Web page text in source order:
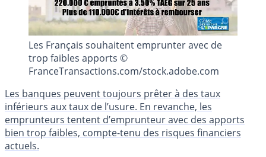
Les Français souhaitent emprunter avec de
trop faibles apports ©
FranceTransactions.com/stock.adobe.com
Les banques peuvent toujours prêter à des taux
inférieurs aux taux de l’usure. En revanche, les
emprunteurs tentent d’emprunteur avec des apports
bien trop faibles, compte-tenu des risques financiers
actuels.